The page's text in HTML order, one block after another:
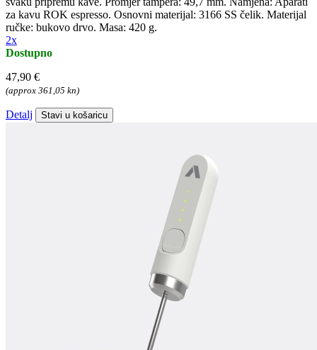
za kavu ROK espresso. Osnovni materijal: 3166 SS čelik. Materijal
ručke: bukovo drvo. Masa: 420 g.
2x
Dostupno
47,90 €
(approx 361,05 kn)
Detalj Stavi u košaricu